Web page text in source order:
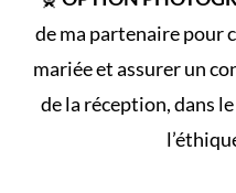
de ma partenaire pour
mariée et assurer un
de la réception, dans